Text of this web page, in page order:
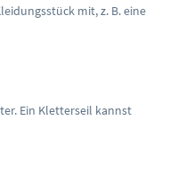
mit, z. B. eine
Ein Kletterseil kannst